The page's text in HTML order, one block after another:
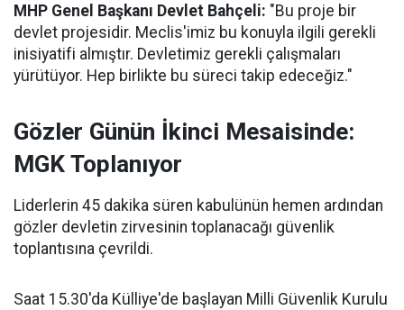
MHP Genel Başkanı Devlet Bahçeli: "Bu proje bir
devlet projesidir. Meclis'imiz bu konuyla ilgili gerekli
inisiyatifi almıştır. Devletimiz gerekli çalışmaları
yürütüyor. Hep birlikte bu süreci takip edeceğiz."
Gözler Günün İkinci Mesaisinde:
MGK Toplanıyor
Liderlerin 45 dakika süren kabulünün hemen ardından
gözler devletin zirvesinin toplanacağı güvenlik
toplantısına çevrildi.
Saat 15.30'da Külliye'de başlayan Milli Güvenlik Kurulu